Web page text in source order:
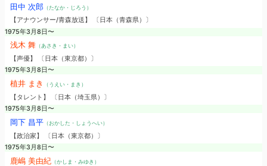
田中 次郎（たなか・じろう）
【アナウンサー/青森放送】 〔日本（青森県）〕
1975年3月8日〜
浅木 舞（あさき・まい）
【声優】 〔日本（東京都）〕
1975年3月8日〜
植井 まき （うえい・まき）
【タレント】 〔日本（埼玉県）〕
1975年3月8日〜
岡下 昌平（おかした・しょうへい）
【政治家】 〔日本（東京都）〕
1975年3月8日〜
鹿嶋 美由紀（かしま・みゆき）